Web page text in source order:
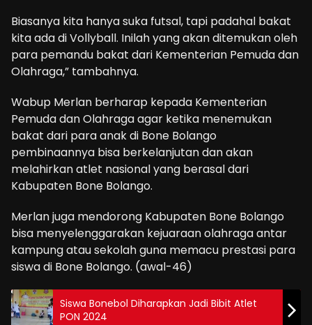
Biasanya kita hanya suka futsal, tapi padahal bakat
kita ada di Vollyball. Inilah yang akan ditemukan oleh
para pemandu bakat dari Kementerian Pemuda dan
Olahraga,” tambahnya.
Wabup Merlan berharap kepada Kementerian
Pemuda dan Olahraga agar ketika menemukan
bakat dari para anak di Bone Bolango
pembinaannya bisa berkelanjutan dan akan
melahirkan atlet nasional yang berasal dari
Kabupaten Bone Bolango.
Merlan juga mendorong Kabupaten Bone Bolango
bisa menyelenggarakan kejuaraan olahraga antar
kampung atau sekolah guna memacu prestasi para
siswa di Bone Bolango. (awal-46)
Siswa Bonebol Diharapkan Jadi Bibit Atlet
PON 2024